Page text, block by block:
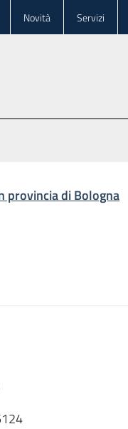
Novità Servizi
provincia di Bologna